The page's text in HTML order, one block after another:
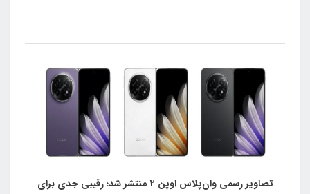
تصاویر رسمی وان‌پلاس اوپن ۲ منتشر شد؛ رقیبی جدی برای